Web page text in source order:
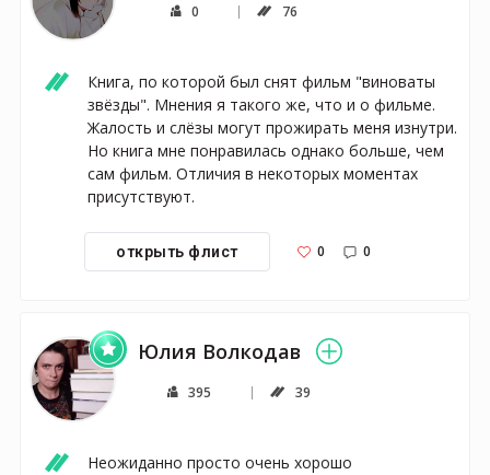
0 76
Книга, по которой был снят фильм "виноваты
звёзды". Мнения я такого же, что и о фильме.
Жалость и слёзы могут прожирать меня изнутри.
Но книга мне понравилась однако больше, чем
сам фильм. Отличия в некоторых моментах
присутствуют.
открыть флист 0 0
Юлия Волкодав
395 39
Неожиданно просто очень хорошо